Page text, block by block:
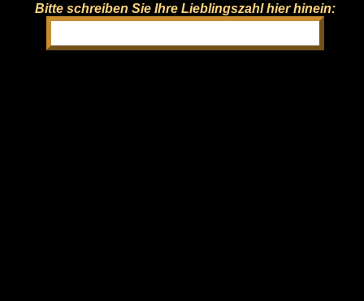
Bitte schreiben Sie Ihre Lieblingszahl hier hinein: